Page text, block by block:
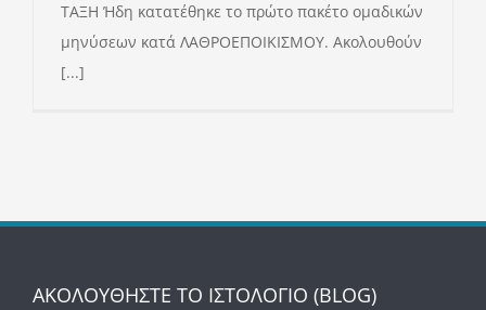
ΤΑΞΗ Ήδη κατατέθηκε το πρώτο πακέτο ομαδικών
μηνύσεων κατά ΛΑΘΡΟΕΠΟΙΚΙΣΜΟΥ. Ακολουθούν
[...]
ΑΚΟΛΟΥΘΗΣΤΕ ΤΟ ΙΣΤΟΛΟΓΙΟ (BLOG)